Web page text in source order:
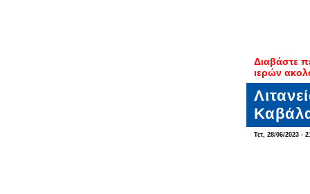
Διαβάστε
ιερών
Τετ, 28/06/2023 -